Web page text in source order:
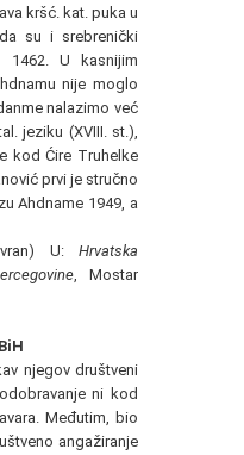
kršć. kat. puka u
su i srebrenički
1462. U kasnijim
nije moglo
nalazimo već
jeziku (XVIII. st.),
kod Ćire Truhelke
prvi je stručno
Ahdname 1949, a
U: Hrvatska
, Mostar
njegov društveni
ni kod
Međutim, bio
angažiranje